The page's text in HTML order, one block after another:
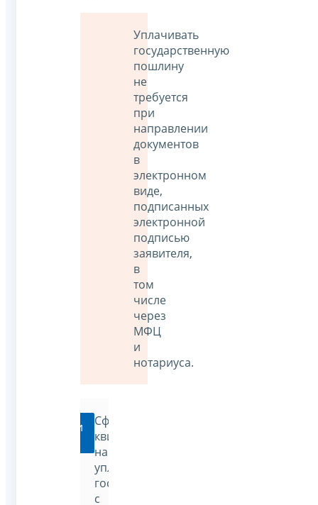
Уплачивать
государственную
пошлину
не
требуется
при
направлении
документов
в
электронном
виде,
подписанных
электронной
подписью
заявителя,
в
том
числе
через
МФЦ
и
нотариуса.
Перейти
Сформировать
квитанцию
на
уплату
госпошлины
с